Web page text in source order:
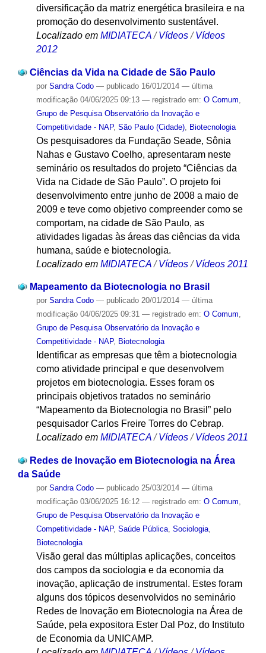
diversificação da matriz energética brasileira e na
promoção do desenvolvimento sustentável.
Localizado em MIDIATECA /Vídeos /Vídeos
2012
Ciências da Vida na Cidade de São Paulo
por Sandra Codo — publicado16/01/2014 — última
modificação04/06/2025 09:13 — registrado em: O Comum
Grupo de Pesquisa Observatório da Inovação e
Competitividade - NAP, São Paulo (Cidade), Biotecnologia
Os pesquisadores da Fundação Seade, Sônia
Nahas e Gustavo Coelho, apresentaram neste
seminário os resultados do projeto “Ciências da
Vida na Cidade de São Paulo”. O projeto foi
desenvolvimento entre junho de 2008 a maio de
2009 e teve como objetivo compreender como se
comportam, na cidade de São Paulo, as
atividades ligadas às áreas das ciências da vida
humana, saúde e biotecnologia.
Localizado em MIDIATECA /Vídeos /Vídeos 2011
Mapeamento da Biotecnologia no Brasil
por Sandra Codo — publicado20/01/2014 — última
modificação04/06/2025 09:31 — registrado em: O Comum,
Grupo de Pesquisa Observatório da Inovação e
Competitividade - NAP, Biotecnologia
Identificar as empresas que têm a biotecnologia
como atividade principal e que desenvolvem
projetos em biotecnologia. Esses foram os
principais objetivos tratados no seminário
“Mapeamento da Biotecnologia no Brasil” pelo
pesquisador Carlos Freire Torres do Cebrap.
Localizado em MIDIATECA /Vídeos /Vídeos 2011
Redes de Inovação em Biotecnologia na Área
da Saúde
por Sandra Codo — publicado25/03/2014 — última
modificação03/06/2025 16:12 — registrado em: O Comum,
Grupo de Pesquisa Observatório da Inovação e
Competitividade - NAP, Saúde Pública, Sociologia,
Biotecnologia
Visão geral das múltiplas aplicações, conceitos
dos campos da sociologia e da economia da
inovação, aplicação de instrumental. Estes foram
alguns dos tópicos desenvolvidos no seminário
Redes de Inovação em Biotecnologia na Área de
Saúde, pela expositora Ester Dal Poz, do Instituto
de Economia da UNICAMP.